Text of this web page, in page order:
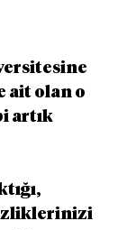
ait olan o
artık